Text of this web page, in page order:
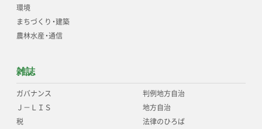
環境
まちづくり・建築
農林水産・通信
雑誌
ガバナンス
Ｊ－ＬＩＳ
税
判例地方自治
地方自治
法律のひろば